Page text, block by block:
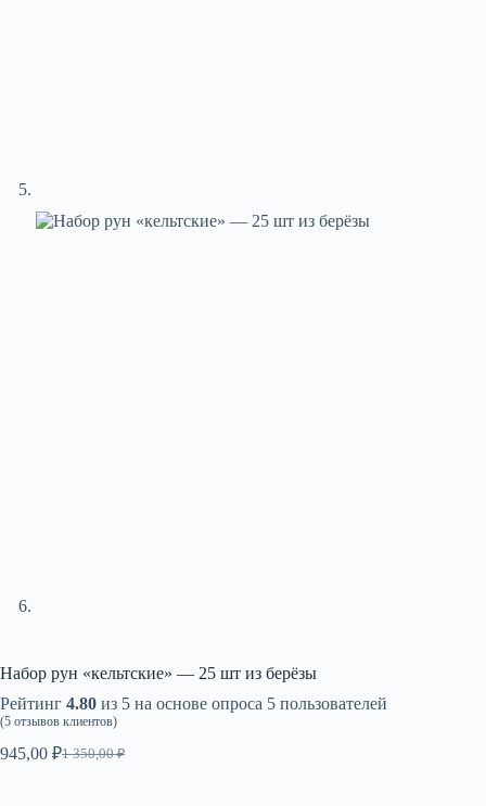
Набор рун «кельтские» — 25 шт из берёзы
Рейтинг 4.80 из 5 на основе опроса 5 пользователей
(5 отзывов клиентов)
1 350,00₽
Первоначальная
945,00 ₽Текущая